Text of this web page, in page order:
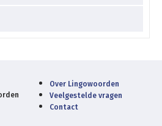
Over Lingowoorden
Veelgestelde vragen
Contact